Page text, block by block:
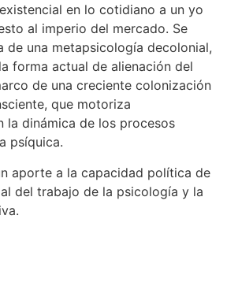
en lo cotidiano a un yo
al imperio del mercado. Se
de una metapsicología decolonial,
forma actual de alienación del
de una creciente colonización
que motoriza
la dinámica de los procesos
psíquica.
aporte a la capacidad política de
del trabajo de la psicología y la